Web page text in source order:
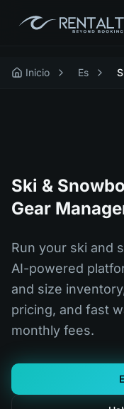
Inicio Es
Ski &
Gear
Run your ski and
AI-powered
and size
pricing, and fast
monthly fees.